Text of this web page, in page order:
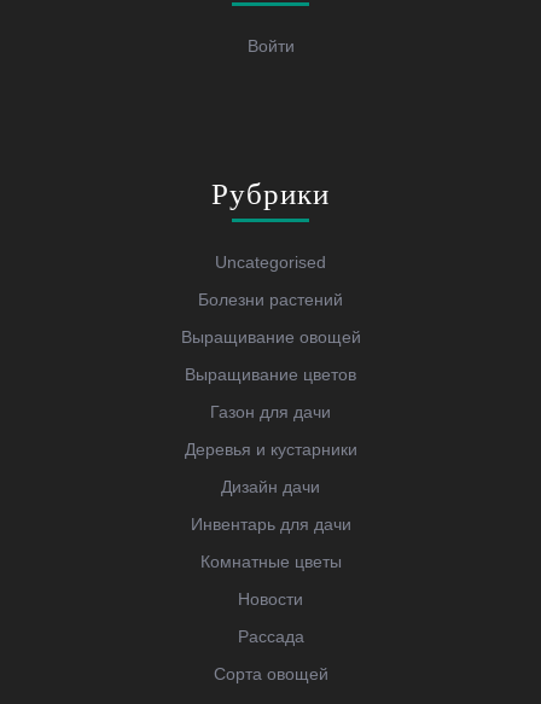
Войти
Рубрики
Uncategorised
Болезни растений
Выращивание овощей
Выращивание цветов
Газон для дачи
Деревья и кустарники
Дизайн дачи
Инвентарь для дачи
Комнатные цветы
Новости
Рассада
Сорта овощей